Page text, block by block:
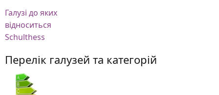
Галузі до яких
відноситься
Schulthess
Перелік галузей та категорій